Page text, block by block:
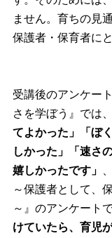
ません。育ちの見
保護者・保育者に
受講後のアンケー
さを学ぼう』では、
てよかった」「ぼ
しかった」「速さ
嬉しかったです」
～保護者として、
～』のアンケートで
けていたら、育児